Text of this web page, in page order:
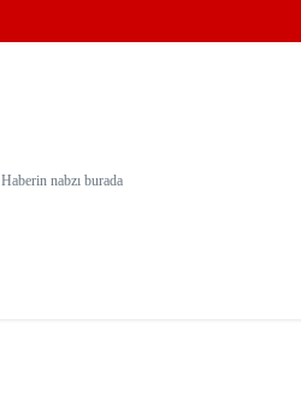
Haberin nabzı burada